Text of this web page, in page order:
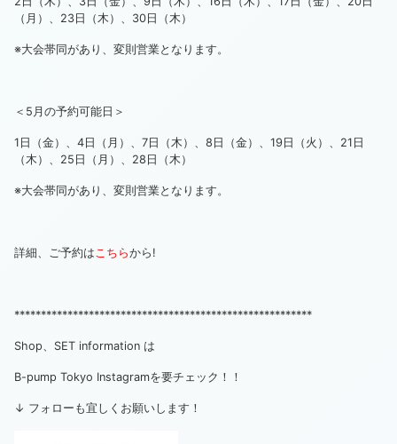
（月）、23日（木）、30日（木）
※大会帯同があり、変則営業となります。
＜5月の予約可能日＞
1日（金）、4日（月）、7日（木）、8日（金）、19日（火）、21日
（木）、25日（月）、28日（木）
※大会帯同があり、変則営業となります。
詳細、ご予約はこちらから!
********************************************************
Shop、SET information は
B-pump Tokyo Instagramを要チェック！！
↓ フォローも宜しくお願いします！